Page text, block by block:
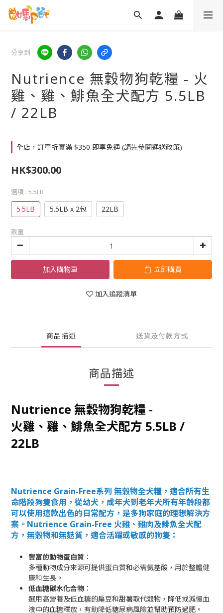
分享到
Nutrience 無穀物狗乾糧 - 火
雞、雞、鯡魚全犬配方 5.5LB
/ 22LB
全店，訂單折實滿 $350 即享免運 (請先參閱運送政策)
HK$300.00
選項 : 5.5LB
5.5LB 5.5LB x 2包 22LB
數量
加入購物車 立即購買
加入追蹤清單
商品描述 送貨及付款方式
商品描述
Nutrience 無穀物狗乾糧 -
火雞、雞、鯡魚全犬配方 5.5LB /
22LB
Nutrience Grain-Free系列 無穀物全犬糧，適合所有生
命階段狗隻食用，從幼犬，成年犬到老年犬所有年齡段都
可以使用這款出色的日常配方，是多狗家庭的理想解決方
案。Nutrience Grain-Free 火雞、雞肉及鯡魚全犬配
方，無穀物和無麩質，適合活躍或敏感的狗隻：
豐富的動物蛋白質 ：
多種動物成分來源可提供蛋白質和必需氨基酸，用於整體健
康和生長。
低血糖碳水化合物 ：
選用高營養及低血糖的扁豆和甜薯取代穀物，降低或減慢血
液中的血糖釋放，有助降低糖尿病風險並幫助預防過肥。